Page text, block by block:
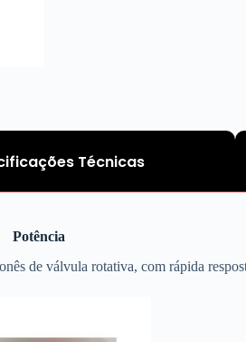
Técnicas
Potência
de válvula rotativa, com rápida